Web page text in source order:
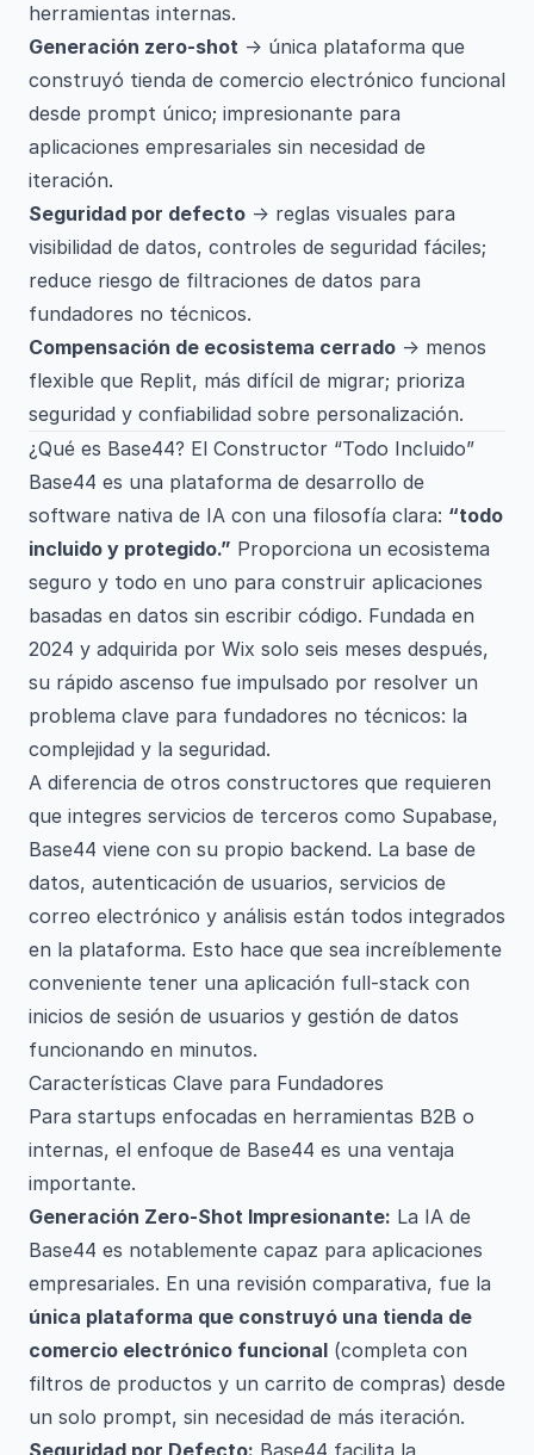
herramientas internas.
Generación zero-shot → única plataforma que
construyó tienda de comercio electrónico funcional
desde prompt único; impresionante para
aplicaciones empresariales sin necesidad de
iteración.
Seguridad por defecto → reglas visuales para
visibilidad de datos, controles de seguridad fáciles;
reduce riesgo de filtraciones de datos para
fundadores no técnicos.
Compensación de ecosistema cerrado → menos
flexible que Replit, más difícil de migrar; prioriza
seguridad y confiabilidad sobre personalización.
¿Qué es Base44? El Constructor “Todo Incluido”
Base44 es una plataforma de desarrollo de
software nativa de IA con una filosofía clara: “todo
incluido y protegido.” Proporciona un ecosistema
seguro y todo en uno para construir aplicaciones
basadas en datos sin escribir código. Fundada en
2024 y adquirida por Wix solo seis meses después,
su rápido ascenso fue impulsado por resolver un
problema clave para fundadores no técnicos: la
complejidad y la seguridad.
A diferencia de otros constructores que requieren
que integres servicios de terceros como Supabase,
Base44 viene con su propio backend. La base de
datos, autenticación de usuarios, servicios de
correo electrónico y análisis están todos integrados
en la plataforma. Esto hace que sea increíblemente
conveniente tener una aplicación full-stack con
inicios de sesión de usuarios y gestión de datos
funcionando en minutos.
Características Clave para Fundadores
Para startups enfocadas en herramientas B2B o
internas, el enfoque de Base44 es una ventaja
importante.
Generación Zero-Shot Impresionante: La IA de
Base44 es notablemente capaz para aplicaciones
empresariales. En una revisión comparativa, fue la
única plataforma que construyó una tienda de
comercio electrónico funcional (completa con
filtros de productos y un carrito de compras) desde
un solo prompt, sin necesidad de más iteración.
Seguridad por Defecto: Base44 facilita la